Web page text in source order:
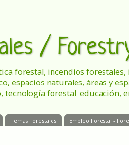
/
forestal, incendios
espacios naturales, áreas y
tecnología forestal, educación,
Temas Forestales Empleo Forestal -